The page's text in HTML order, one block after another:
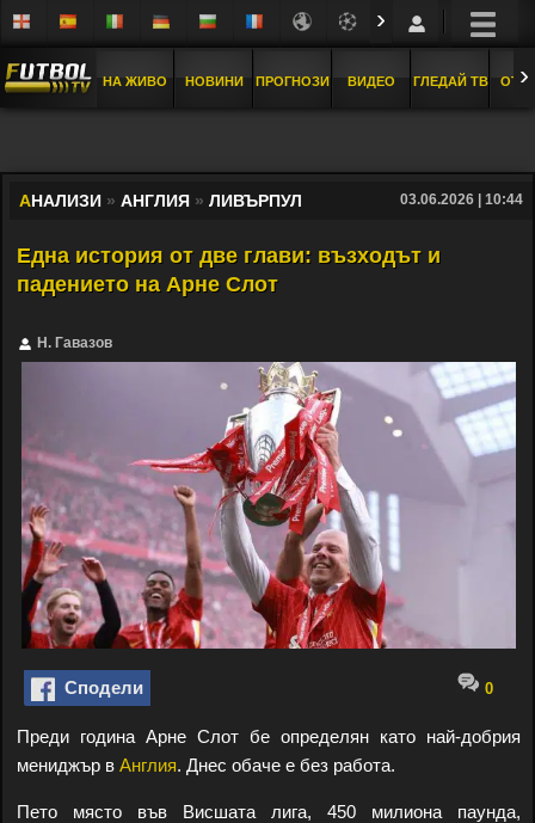
›
НА ЖИВО НОВИНИ ПРОГНОЗИ ВИДЕО ГЛЕДАЙ ТВ ›
АНАЛИЗИ » АНГЛИЯ » ЛИВЪРПУЛ 03.06.2026 | 10:44
Една история от две глави: възходът и
падението на Арне Слот
Н. Гавазов
Сподели 0
Преди година Арне Слот бе определян като най-добрия
мениджър в Англия. Днес обаче е без работа.
Пето място във Висшата лига, 450 милиона паунда,